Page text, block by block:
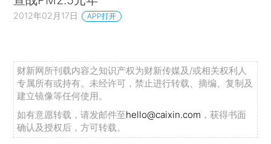
2012年02月17日 APP打开
财新网所刊载内容之知识产权为财新传媒及/或相关权利人
专属所有或持有。未经许可，禁止进行转载、摘编、复制及
建立镜像等任何使用。
如有意愿转载，请发邮件至hello@caixin.com ，获得书面
确认及授权后，方可转载。